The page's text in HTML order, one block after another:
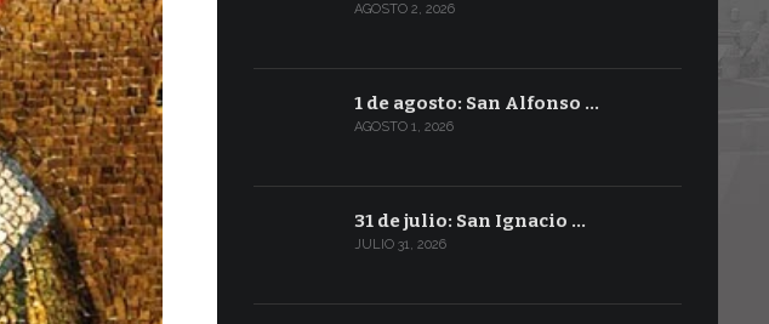
AGOSTO 2, 2026
1 de agosto: San Alfonso …
AGOSTO 1, 2026
31 de julio: San Ignacio …
JULIO 31, 2026